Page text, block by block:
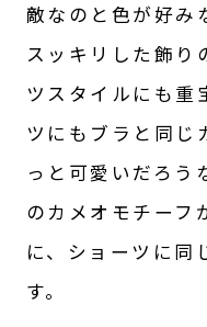
敵なのと色が好み
スッキリした飾り
ツスタイルにも重
ツにもブラと同じ
っと可愛いだろ
のカメオモチーフ
に、ショーツに同
す。